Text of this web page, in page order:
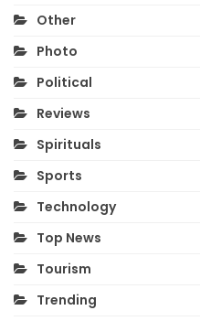
Other
Photo
Political
Reviews
Spirituals
Sports
Technology
Top News
Tourism
Trending